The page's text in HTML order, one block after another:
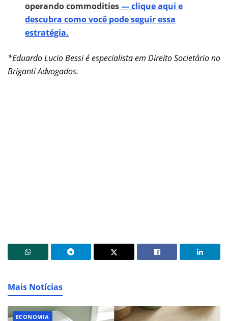
operando commodities— clique aqui e
descubra como você pode seguir essa
estratégia.
*Eduardo Lucio Bessi é especialista em Direito Societário no
Briganti Advogados.
Mais Notícias
ECONOMIA